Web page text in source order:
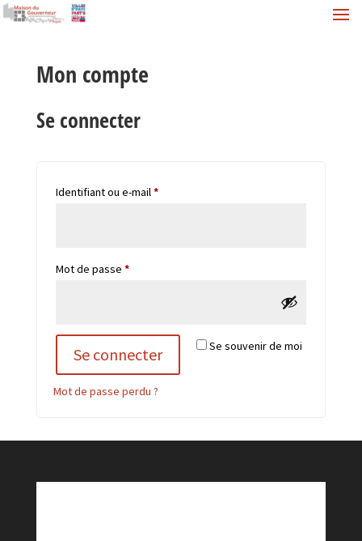
Mon compte
Se connecter
Identifiant ou e-mail*Obligatoire
Mot de passe *Obligatoire
Se souvenir de moi
Se connecter
Mot de passe perdu ?